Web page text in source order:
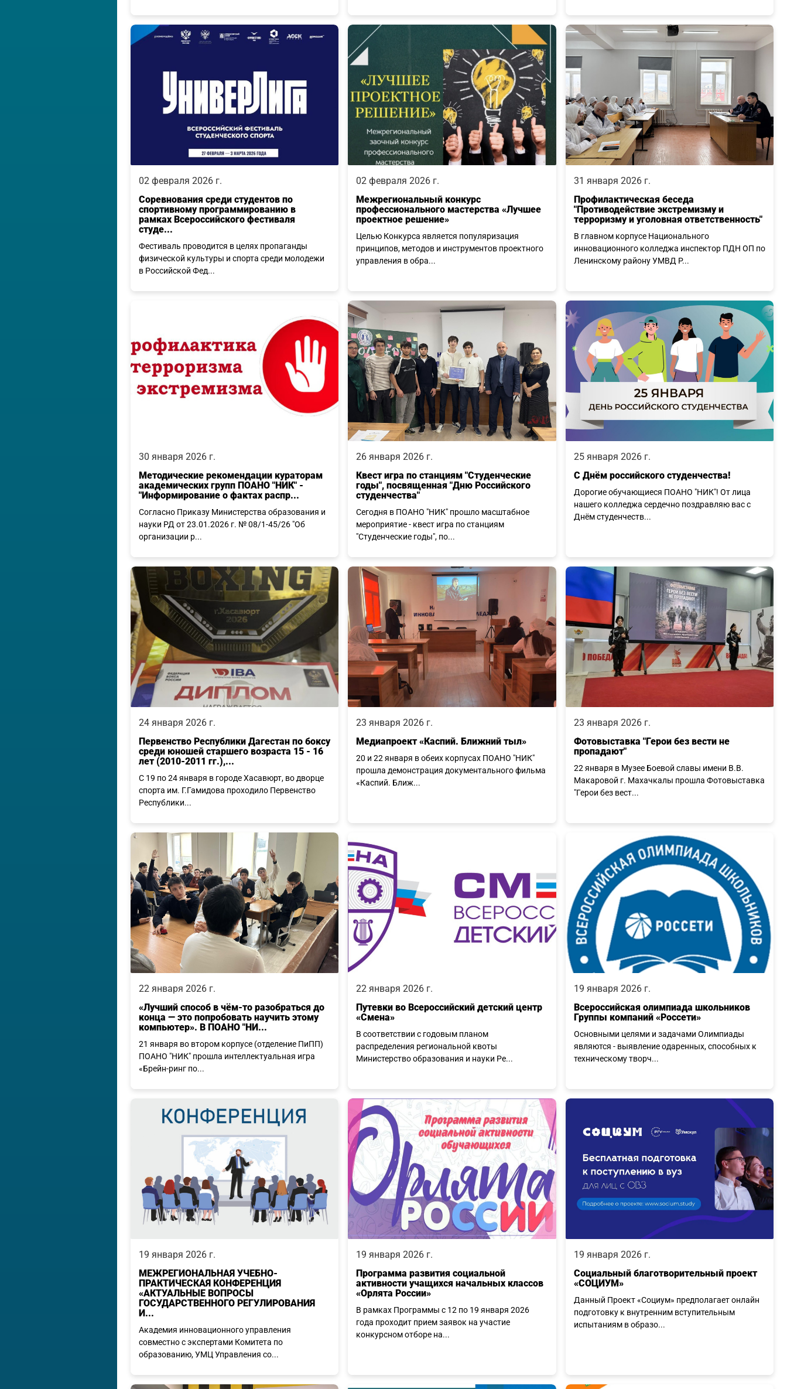
02 февраля 2026 г.
Соревнования среди студентов по
спортивному программированию в
рамках Всероссийского фестиваля
студе...
Фестиваль проводится в целях пропаганды
физической культуры и спорта среди молодежи
в Российской Фед...
02 февраля 2026 г.
Межрегиональный конкурс
профессионального мастерства «Лучшее
проектное решение»
Целью Конкурса является популяризация
принципов, методов и инструментов проектного
управления в обра...
31 января 2026 г.
Профилактическая беседа
"Противодействие экстремизму и
терроризму и уголовная ответственность"
В главном корпусе Национального
инновационного колледжа инспектор ПДН ОП по
Ленинскому району УМВД Р...
30 января 2026 г.
Методические рекомендации кураторам
академических групп ПОАНО "НИК" -
"Информирование о фактах распр...
Согласно Приказу Министерства образования и
науки РД от 23.01.2026 г. № 08/1-45/26 "Об
организации р...
26 января 2026 г.
Квест игра по станциям "Студенческие
годы", посвященная "Дню Российского
студенчества"
Сегодня в ПОАНО "НИК" прошло масштабное
мероприятие - квест игра по станциям
"Студенческие годы", по...
25 января 2026 г.
С Днём российского студенчества!
Дорогие обучающиеся ПОАНО "НИК"! От лица
нашего колледжа сердечно поздравляю вас с
Днём студенчеств...
24 января 2026 г.
Первенство Республики Дагестан по боксу
среди юношей старшего возраста 15 - 16
лет (2010-2011 гг.),...
С 19 по 24 января в городе Хасавюрт, во дворце
спорта им. Г.Гамидова проходило Первенство
Республики...
23 января 2026 г.
Медиапроект «Каспий. Ближний тыл»
20 и 22 января в обеих корпусах ПОАНО "НИК"
прошла демонстрация документального фильма
«Каспий. Ближ...
23 января 2026 г.
Фотовыставка "Герои без вести не
пропадают"
22 января в Музее Боевой славы имени В.В.
Макаровой г. Махачкалы прошла Фотовыставка
"Герои без вест...
22 января 2026 г.
«Лучший способ в чём-то разобраться до
конца — это попробовать научить этому
компьютер». В ПОАНО "НИ...
21 января во втором корпусе (отделение ПиПП)
ПОАНО "НИК" прошла интеллектуальная игра
«Брейн-ринг по...
22 января 2026 г.
Путевки во Всероссийский детский центр
«Смена»
В соответствии с годовым планом
распределения региональной квоты
Министерство образования и науки Ре...
19 января 2026 г.
Всероссийская олимпиада школьников
Группы компаний «Россети»
Основными целями и задачами Олимпиады
являются - выявление одаренных, способных к
техническому творч...
19 января 2026 г.
МЕЖРЕГИОНАЛЬНАЯ УЧЕБНО-
ПРАКТИЧЕСКАЯ КОНФЕРЕНЦИЯ
«АКТУАЛЬНЫЕ ВОПРОСЫ
ГОСУДАРСТВЕННОГО РЕГУЛИРОВАНИЯ
И...
Академия инновационного управления
совместно с экспертами Комитета по
образованию, УМЦ Управления со...
19 января 2026 г.
Программа развития социальной
активности учащихся начальных классов
«Орлята России»
В рамках Программы с 12 по 19 января 2026
года проходит прием заявок на участие
конкурсном отборе на...
19 января 2026 г.
Социальный благотворительный проект
«СОЦИУМ»
Данный Проект «Социум» предполагает онлайн
подготовку к внутренним вступительным
испытаниям в образо...